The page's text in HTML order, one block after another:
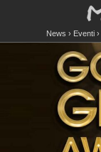
News Eventi